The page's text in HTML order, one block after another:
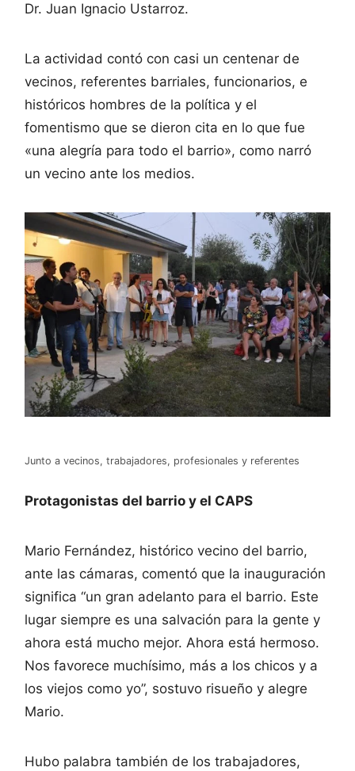
Dr. Juan Ignacio Ustarroz.
La actividad contó con casi un centenar de
vecinos, referentes barriales, funcionarios, e
históricos hombres de la política y el
fomentismo que se dieron cita en lo que fue
«una alegría para todo el barrio», como narró
un vecino ante los medios.
Junto a vecinos, trabajadores, profesionales y referentes
Protagonistas del barrio y el CAPS
Mario Fernández, histórico vecino del barrio,
ante las cámaras, comentó que la inauguración
significa “un gran adelanto para el barrio. Este
lugar siempre es una salvación para la gente y
ahora está mucho mejor. Ahora está hermoso.
Nos favorece muchísimo, más a los chicos y a
los viejos como yo”, sostuvo risueño y alegre
Mario.
Hubo palabra también de los trabajadores,